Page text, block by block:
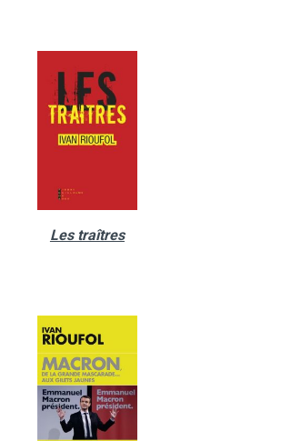
Les traîtres